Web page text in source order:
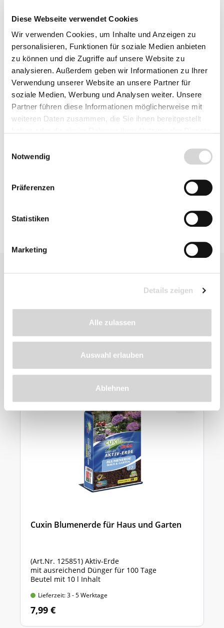
Diese Webseite verwendet Cookies
Wir verwenden Cookies, um Inhalte und Anzeigen zu
personalisieren, Funktionen für soziale Medien anbieten
zu können und die Zugriffe auf unsere Website zu
analysieren. Außerdem geben wir Informationen zu Ihrer
Verwendung unserer Website an unsere Partner für
soziale Medien, Werbung und Analysen weiter. Unsere
Partner führen diese Informationen möglicherweise mit
weiteren Daten zusammen, die Sie ihnen bereitgestellt
Notwendig
Präferenzen
Statistiken
Marketing
Details zeigen
Alle zulassen
Auswahl erlauben
Ablehnen
In den Warenkorb
Preise inkl. MwSt.zzgl.
Versandkosten
Beschreibung
Produkt
empfehlen wir
Cuxin Blumenerde für Haus und Garten
(Art.Nr. 125851) Aktiv-Erde
mit ausreichend Dünger für 100 Tage
Beutel mit 10 l Inhalt
Lieferzeit: 3 - 5 Werktage
7,99 €